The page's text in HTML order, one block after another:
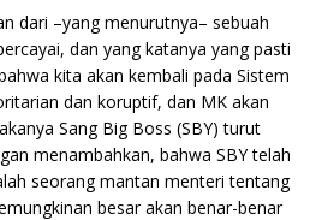
dari –yang menurutnya– sebuah
dan yang katanya yang pasti
kita akan kembali pada Sistem
dan koruptif, dan MK akan
Sang Big Boss (SBY) turut
menambahkan, bahwa SBY telah
seorang mantan menteri tentang
besar akan benar-benar